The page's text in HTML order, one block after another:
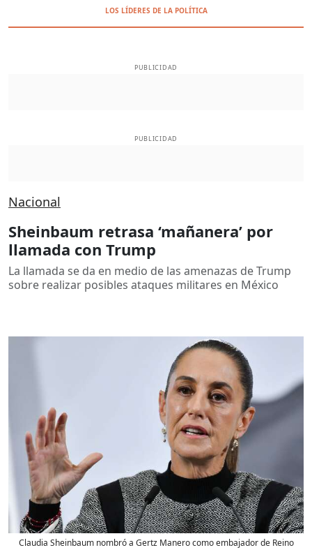
LOS LÍDERES DE LA POLÍTICA
PUBLICIDAD
PUBLICIDAD
Nacional
Sheinbaum retrasa ‘mañanera’ por
llamada con Trump
La llamada se da en medio de las amenazas de Trump
sobre realizar posibles ataques militares en México
Claudia Sheinbaum nombró a Gertz Manero como embajador de Reino